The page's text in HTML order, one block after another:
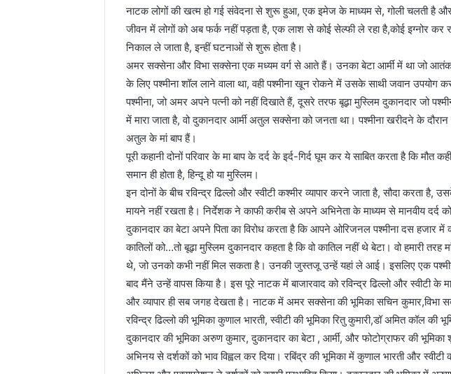
नाटक लोगों की खत्म हो गई संवेदना से शुरू हुआ, एक इमेज के माध्यम से, गोली चलती है
जीवन में लोगों को अब फर्क नहीं पड़ता है, एक लाश से कोई सेल्फी ले रहा है,कोई इग्नोर कर
निकाल ले जाता है, इन्हीं घटनाओं से शुरू होता है।
अमर सक्सेना और विभा सक्सेना एक मध्यम वर्ग से आते हैं। उनका बेटा आर्मी में था जो
के लिए पश्मीना शॉल लाने वाला था, वही पश्मीना खून रोकने में उसके साथी जवान
पश्मीना, जो अमर अपने पत्नी को नहीं दिखाते हैं, दूसरे तरफ बूढ़ा मुस्लिम दुकानदार जो
में मारा जाता है, वो दुकानदार आर्मी अतुल सक्सेना को जनता था। पश्मीना खरीदने के दौरान
अतुल के मां बाप हैं।
पूरी कहानी दोनों परिवार के मा बाप के दर्द के इर्द-गिर्द घूम कर ये साबित करता है कि मौत
समान ही होता है, हिन्दू हो या मुस्लिम।
इन दोनों के बीच रविन्द्र ढिल्लो और स्वीटी कश्मीर व्यापार करने जाता है, सौदा करता है,
मायने नहीं रखता है। निर्देशक ने काफी करीब से अपने अभिनेता के माध्यम से मानवीय दर्द
दुकानदार का बेटा अपने पिता का विरोध करता है कि आपने ओरिजनल पश्मीना दस हजार में
कातिलों को…तो बूढ़ा मुस्लिम दुकानदार कहता है कि वो कातिल नहीं थे बेटा। वो हमारी
थे, जो उनको कभी नहीं मिल सकता है। उनकी जुस्तजू उन्हें यहां ले आई। इसलिए एक
बाद मैंने उन्हें वापस किया है। इस पूरे नाटक में बाजारवाद को रविन्द्र ढिल्लो और स्वीटी के
और व्यापार ही सब जगह देखता है। नाटक में अमर सक्सेना की भूमिका सचिन कुमार,विभा
रविन्द्र ढिल्लो की भूमिका कुणाल भारती, स्वीटी की भूमिका रितु कुमारी,डॉ अमित कॉल की
दुकानदार की भूमिका अरुण कुमार, दुकानदार का बेटा , आर्मी, और फोटोग्राफर की
अभिनय से दर्शकों को भाव विह्वल कर दिया। रबिंद्र की भूमिका में कुणाल भारती और स्वीटी